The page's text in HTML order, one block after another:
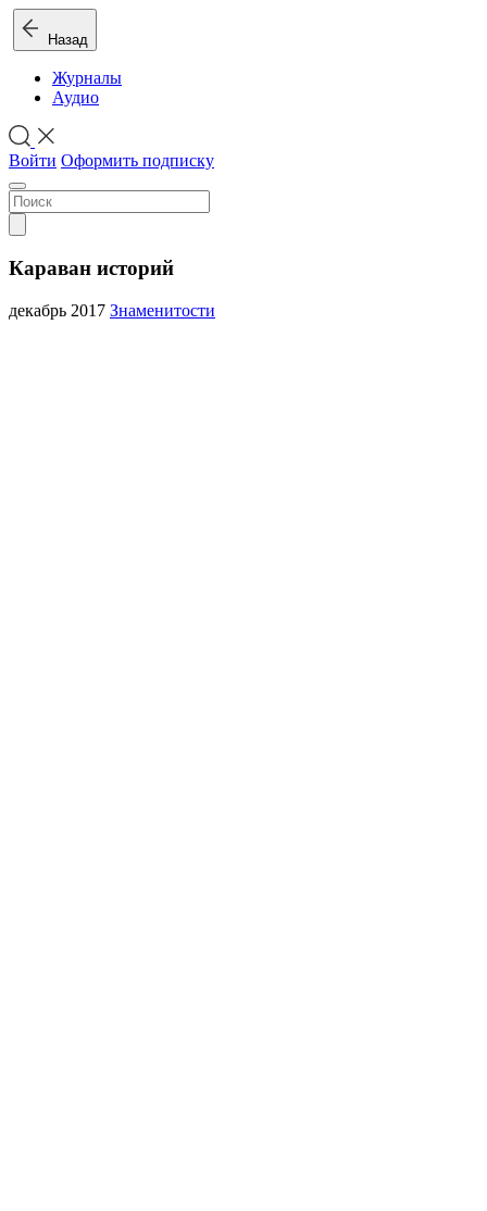
Назад
Журналы
Аудио
Войти Оформить подписку
Караван историй
декабрь 2017 Знаменитости